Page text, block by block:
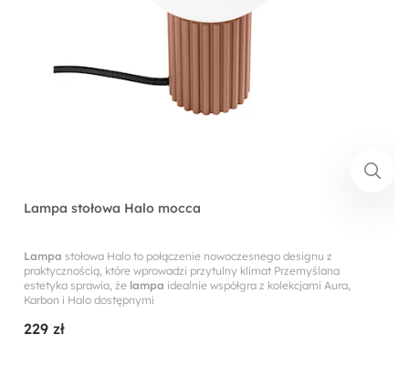
Lampa stołowa Halo mocca
Lampa stołowa Halo to połączenie nowoczesnego designu z
praktycznością, które wprowadzi przytulny klimat Przemyślana
estetyka sprawia, że lampa idealnie współgra z kolekcjami Aura,
Karbon i Halo dostępnymi
229 zł